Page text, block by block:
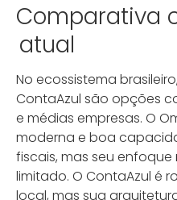
Comparativa
atual
No ecossistema
ContaAzul são opções
e médias empresas. O
moderna e boa
fiscais, mas seu
limitado. O ContaAzul é
local, mas sua